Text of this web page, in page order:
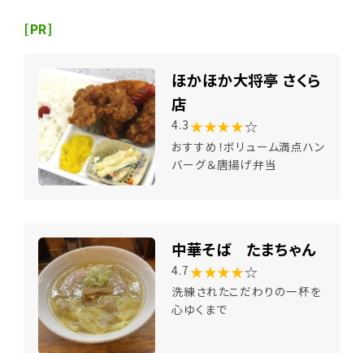
[PR]
ほかほか大将亭 さくら
店
4.3 ★★★★☆
おすすめ！ボリューム満点ハン
バーグ＆唐揚げ弁当
中華そば たまちゃん
4.7 ★★★★☆
洗練されたこだわりの一杯を
心ゆくまで